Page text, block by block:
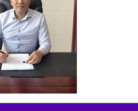
海）有限公司
有限公司
限公司
限公司
限公司
公司